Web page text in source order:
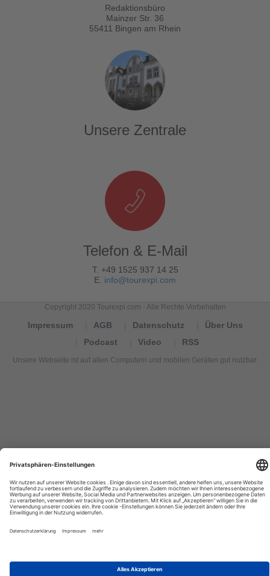
Redaktionsbüro
Mainzer Str. 36
55411 Bingen am Rhein
Unsere Zentrale
Telefon & E-Mail
T. +49 1525 937 14 25
E. info@tourexpi.com
Copyright 2020 Tourexpi.com - Alle Rechte Vorbehalten
Impressum AGB Datenschutz
Über Uns
Podcast
Video RSS
Unsere Webseite ist auf allen Computern und mobilen Geräten gut nutzbar.
turismo,
Tourismus
Nachrichten,
новости
туризма,
travel
international